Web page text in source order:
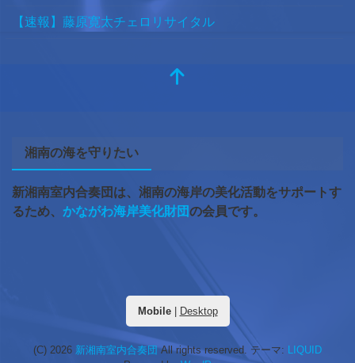
【速報】藤原寛太チェロリサイタル
湘南の海を守りたい
新湘南室内合奏団は、湘南の海岸の美化活動をサポートす
るため、 かながわ海岸美化財団の会員です。
Mobile| Desktop
(C) 2026 新湘南室内合奏団All rights reserved. テーマ: LIQUID